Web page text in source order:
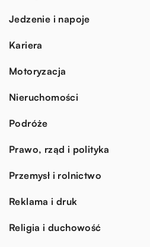
Jedzenie i napoje
Kariera
Motoryzacja
Nieruchomości
Podróże
Prawo, rząd i polityka
Przemysł i rolnictwo
Reklama i druk
Religia i duchowość